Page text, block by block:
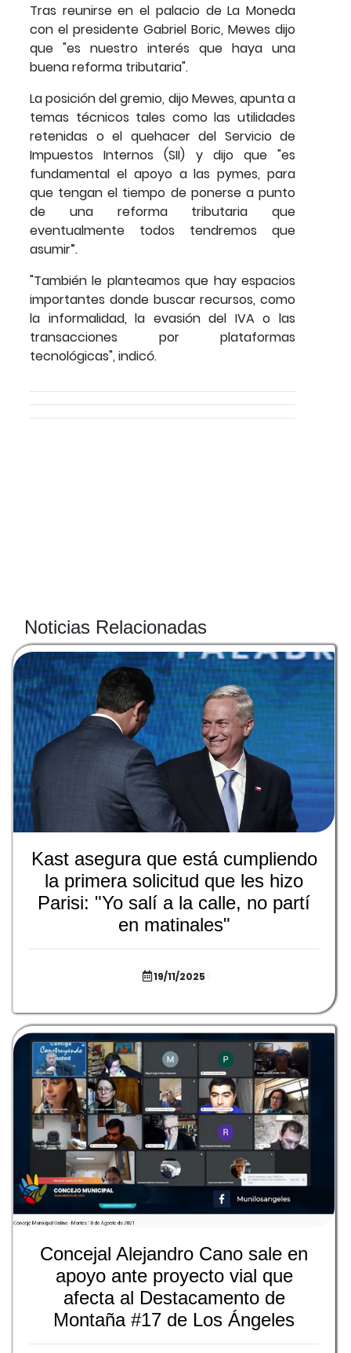
Tras reunirse en el palacio de La Moneda
con el presidente Gabriel Boric, Mewes dijo
que "es nuestro interés que haya una
buena reforma tributaria".
La posición del gremio, dijo Mewes, apunta a
temas técnicos tales como las utilidades
retenidas o el quehacer del Servicio de
Impuestos Internos (SII) y dijo que "es
fundamental el apoyo a las pymes, para
que tengan el tiempo de ponerse a punto
de una reforma tributaria que
eventualmente todos tendremos que
asumir”.
"También le planteamos que hay espacios
importantes donde buscar recursos, como
la informalidad, la evasión del IVA o las
transacciones por plataformas
tecnológicas", indicó.
Noticias Relacionadas
Kast asegura que está cumpliendo
la primera solicitud que les hizo
Parisi: "Yo salí a la calle, no partí
en matinales"
19/11/2025
Concejal Alejandro Cano sale en
apoyo ante proyecto vial que
afecta al Destacamento de
Montaña #17 de Los Ángeles